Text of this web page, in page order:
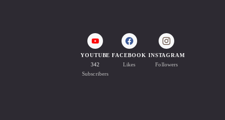
YOUTUBE
342
Subscribers
FACEBOOK
Likes
INSTAGRAM
Followers